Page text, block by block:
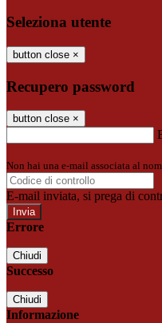
Seleziona utente
button close ×
Recupero password
button close ×
Non hai una e-mail associata al
E-mail inviata, si prega di
Errore
Chiudi
Successo
Chiudi
Informazione